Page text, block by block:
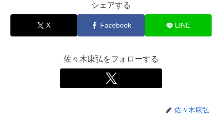
シェアする
X Facebook LINE
佐々木康弘をフォローする
佐々木康弘